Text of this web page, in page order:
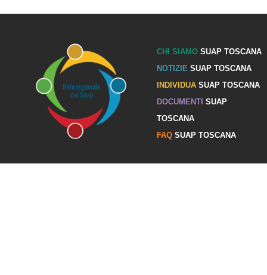
CHI SIAMOSUAP TOSCANA
NOTIZIE SUAP TOSCANA
INDIVIDUASUAP TOSCANA
DOCUMENTI SUAP
TOSCANA
FAQSUAP TOSCANA